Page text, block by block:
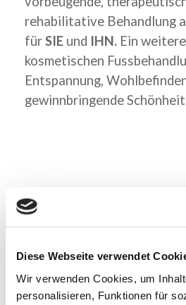
Diese Webseite verwendet
Wir verwenden Cookies, um
personalisieren, Funktionen für
rehabilitative Behandlung
fürSIE und IHN. Ein
kosmetischen
Entspannung,
gewinnbringende
Du kannst aus
Behandlungen
Die nachstehend
können einzeln gebucht